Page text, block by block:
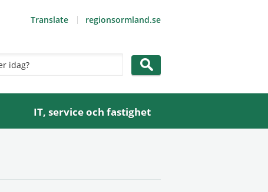
Translate regionsormland.se
IT, service och fastighet